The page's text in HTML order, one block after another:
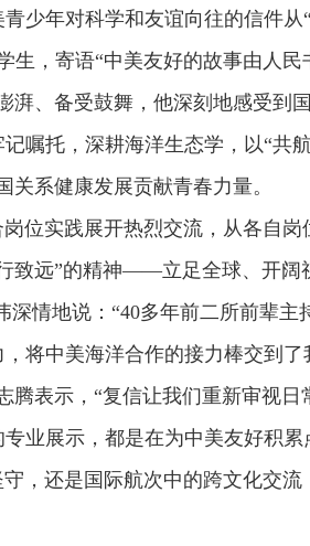
少年对科学和友谊向往的信件从
生，寄语“中美友好的故事由人
、备受鼓舞，他深刻地感受到
嘱托，深耕海洋生态学，以“共
系健康发展贡献青春力量。
实践展开热烈交流，从各自岗
致远”的精神——立足全球、开阔
情地说：“40多年前二所前辈主
将中美海洋合作的接力棒交到
腾表示，“复信让我们重新审视
业展示，都是在为中美友好积累
，还是国际航次中的跨文化交